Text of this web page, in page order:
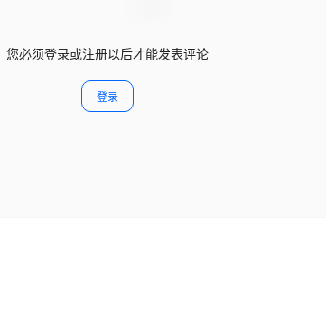
您必须登录或注册以后才能发表评论
登录